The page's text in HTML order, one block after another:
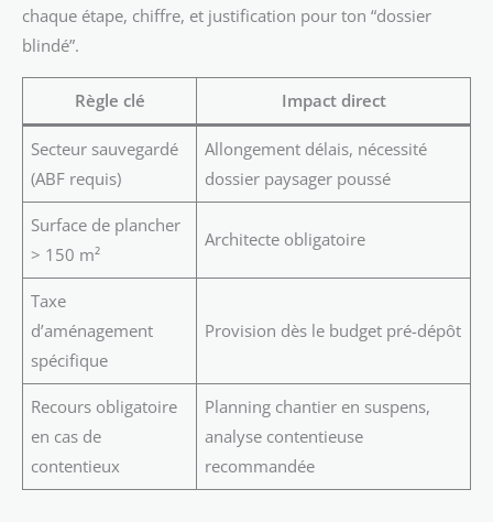
chaque étape, chiffre, et justification pour ton “dossier
blindé”.
Règle clé Impact direct
Secteur sauvegardé
(ABF requis)
Allongement délais, nécessité
dossier paysager poussé
Surface de plancher
> 150 m²
Architecte obligatoire
Taxe
d’aménagement
spécifique
Provision dès le budget pré-dépôt
Recours obligatoire
en cas de
contentieux
Planning chantier en suspens,
analyse contentieuse
recommandée